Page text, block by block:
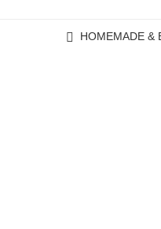
HOMEMADE &